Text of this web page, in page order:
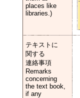
places like
libraries.)
テキストに
関する
連絡事項
Remarks
concerning
the text book,
if any